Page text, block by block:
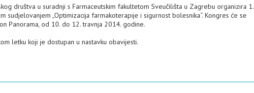
društva u suradnji s Farmaceutskim fakultetom Sveučilišta u Zagrebu organizira 1.
sudjelovanjem „Optimizacija farmakoterapije i sigurnost bolesnika“. Kongres će se
Panorama, od 10. do 12. travnja 2014. godine.
letku koji je dostupan u nastavku obavijesti.